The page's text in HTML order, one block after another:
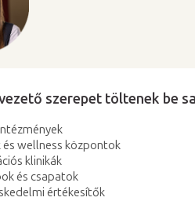
szerepet töltenek be
és wellness központok
klinikák
és csapatok
értékesítők